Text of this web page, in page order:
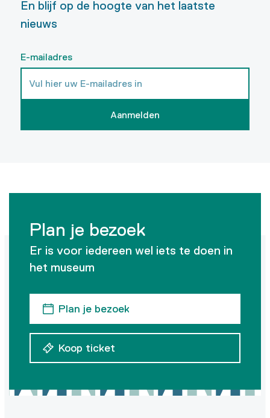
En blijf op de hoogte van het laatste
nieuws
E-mailadres
Aanmelden
Plan je bezoek
Er is voor iedereen wel iets te doen in
het museum
Plan je bezoek
Koop ticket